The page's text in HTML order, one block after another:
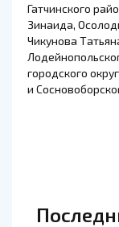
Гатчинского
Зинаида,
Чикунова
городского
и